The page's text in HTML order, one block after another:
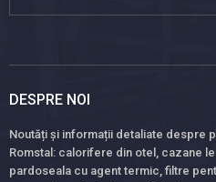
DESPRE NOI
Noutăți și informații detaliate despre
Romstal: calorifere din otel, cazane
pardoseala cu agent termic, filtre